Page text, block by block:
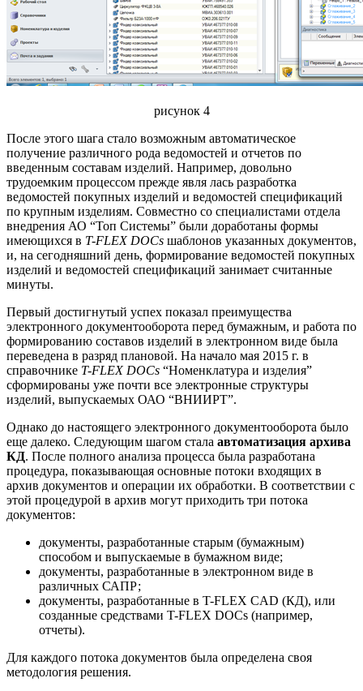
рисунок 4
После этого шага стало возможным автоматическое
получение различного рода ведомостей и отчетов по
введенным составам изделий. Например, довольно
трудоемким процессом прежде явля лась разработка
ведомостей покупных изделий и ведомостей спецификаций
по крупным изделиям. Совместно со специалистами отдела
внедрения АО “Топ Системы” были доработаны формы
имеющихся в T-FLEX DOCs шаблонов указанных документов,
и, на сегодняшний день, формирование ведомостей покупных
изделий и ведомостей спецификаций занимает считанные
минуты.
Первый достигнутый успех показал преимущества
электронного документооборота перед бумажным, и работа по
формированию составов изделий в электронном виде была
переведена в разряд плановой. На начало мая 2015 г. в
справочнике T-FLEX DOCs “Номенклатура и изделия”
сформированы уже почти все электронные структуры
изделий, выпускаемых ОАО “ВНИИРТ”.
Однако до настоящего электронного документооборота было
еще далеко. Следующим шагом стала автоматизация архива
КД. После полного анализа процесса была разработана
процедура, показывающая основные потоки входящих в
архив документов и операции их обработки. В соответствии с
этой процедурой в архив могут приходить три потока
документов:
документы, разработанные старым (бумажным)
способом и выпускаемые в бумажном виде;
документы, разработанные в электронном виде в
различных САПР;
документы, разработанные в T-FLEX CAD (КД), или
созданные средствами T-FLEX DOCs (например,
отчеты).
Для каждого потока документов была определена своя
методология решения.